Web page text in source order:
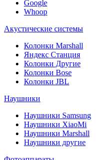
Google
Whoop
Акустические системы
Колонки Marshall
Яндекс Станция
Колонки Другие
Колонки Bose
Колонки JBL
Наушники
Наушники Samsung
Наушники XiaoMi
Наушники Marshall
Наушники другие